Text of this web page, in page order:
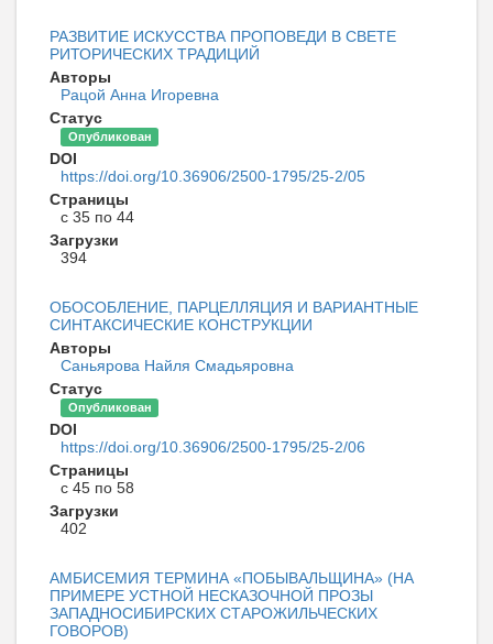
РАЗВИТИЕ ИСКУССТВА ПРОПОВЕДИ В СВЕТЕ
РИТОРИЧЕСКИХ ТРАДИЦИЙ
Авторы
Рацой Анна Игоревна
Статус
Опубликован
DOI
https://doi.org/10.36906/2500-1795/25-2/05
Страницы
с 35 по 44
Загрузки
394
ОБОСОБЛЕНИЕ, ПАРЦЕЛЛЯЦИЯ И ВАРИАНТНЫЕ
СИНТАКСИЧЕСКИЕ КОНСТРУКЦИИ
Авторы
Саньярова Найля Смадьяровна
Статус
Опубликован
DOI
https://doi.org/10.36906/2500-1795/25-2/06
Страницы
с 45 по 58
Загрузки
402
АМБИСЕМИЯ ТЕРМИНА «ПОБЫВАЛЬЩИНА» (НА
ПРИМЕРЕ УСТНОЙ НЕСКАЗОЧНОЙ ПРОЗЫ
ЗАПАДНОСИБИРСКИХ СТАРОЖИЛЬЧЕСКИХ
ГОВОРОВ)